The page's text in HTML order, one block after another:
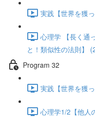
実践【世界を獲
心理学 【長く通
と！類似性の法則】
Program 32
実践【世界を獲
心理学1/2【他人